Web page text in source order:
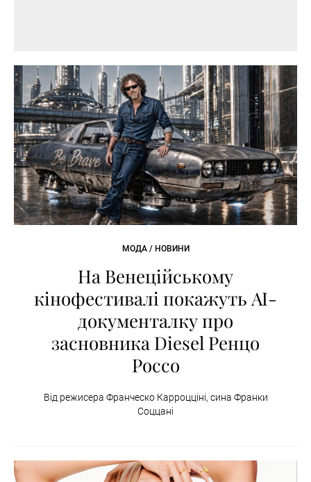
МОДА / НОВИНИ
На Венеційському
кінофестивалі покажуть AI-
документалку про
засновника Diesel Ренцо
Россо
Від режисера Франческо Карроцціні, сина Франки
Соццані